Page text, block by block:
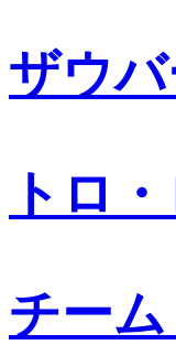
ザウ
トロ
チー